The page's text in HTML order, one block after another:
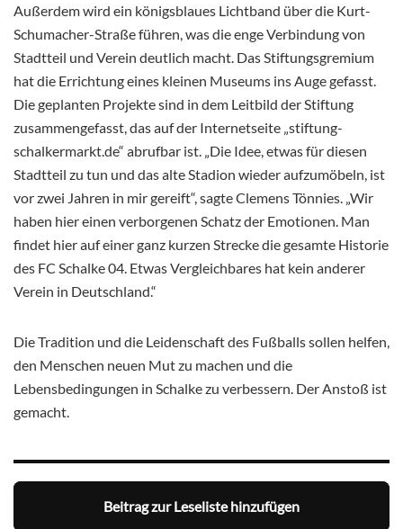
Außerdem wird ein königsblaues Lichtband über die Kurt-
Schumacher-Straße führen, was die enge Verbindung von
Stadtteil und Verein deutlich macht. Das Stiftungsgremium
hat die Errichtung eines kleinen Museums ins Auge gefasst.
Die geplanten Projekte sind in dem Leitbild der Stiftung
zusammengefasst, das auf der Internetseite „stiftung-
schalkermarkt.de“ abrufbar ist. „Die Idee, etwas für diesen
Stadtteil zu tun und das alte Stadion wieder aufzumöbeln, ist
vor zwei Jahren in mir gereift“, sagte Clemens Tönnies. „Wir
haben hier einen verborgenen Schatz der Emotionen. Man
findet hier auf einer ganz kurzen Strecke die gesamte Historie
des FC Schalke 04. Etwas Vergleichbares hat kein anderer
Verein in Deutschland.“
Die Tradition und die Leidenschaft des Fußballs sollen helfen,
den Menschen neuen Mut zu machen und die
Lebensbedingungen in Schalke zu verbessern. Der Anstoß ist
gemacht.
Beitrag zur Leseliste hinzufügen